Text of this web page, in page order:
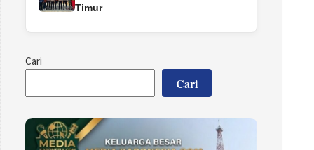
Timur
Cari
Cari